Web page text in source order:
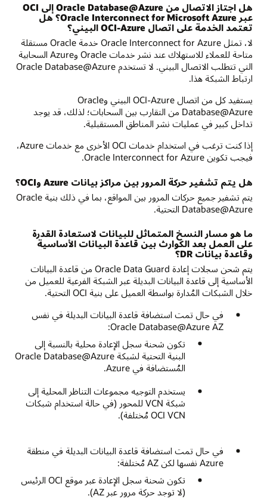
هل اجتاز الاتصال من Oracle Database@Azure إلى OCI
عبر Oracle Interconnect for Microsoft Azure؟ هل
تعتمد الخدمة على اتصال OCI-Azure البيني؟
لا، تمثل Oracle Interconnect for Azure خدمة Oracle مستقلة
متاحة للعملاء للاستهلاك عند نشر خدمات Oracle وAzure السحابية
التي تتطلب الاتصال البيني. لا تستخدم Oracle Database@Azure
ارتباط الشبكة هذا.
يستفيد كل من اتصال OCI-Azure البيني وOracle
Database@Azure من التقارب بين السحابات؛ لذلك، قد يوجد
تداخل كبير في عمليات نشر المناطق المستقبلية.
إذا كنت ترغب في استخدام خدمات OCI الأخرى مع خدمات Azure،
فيجب تكوين Oracle Interconnect for Azure.
هل يتم تشفير حركة المرور بين مراكز بيانات Azure وOCI؟
يتم تشفير جميع حركات المرور بين المواقع، بما في ذلك بنية Oracle
Database@Azure التحتية.
ما هو مسار النسخ المتماثل للبيانات لاستعادة القدرة
على العمل بعد الكوارث بين قاعدة البيانات الأساسية
وقاعدة بيانات DR؟
يتم شحن سجلات إعادة Oracle Data Guard من قاعدة البيانات
الأساسية إلى قاعدة البيانات البديلة عبر الشبكة الفرعية للعميل من
خلال الشبكات المُدارة بواسطة العميل على بنية OCI التحتية.
في حال تمت استضافة قاعدة البيانات البديلة في نفس
Oracle Database@Azure AZ:
تكون شحنة سجل الإعادة محلية بالنسبة إلى
البنية التحتية لشبكة Oracle Database@Azure
المُستضافة في Azure.
يستخدم التوجيه مجموعات التناظر المحلية إلى
شبكة VCN للمحور (في حالة استخدام شبكات
OCI VCN مُختلفة).
في حال تمت استضافة قاعدة البيانات البديلة في منطقة
Azure نفسها لكن AZ مُختلفة:
تكون شحنة سجل الإعادة عبر موقع OCI الرئيس
(لا توجد حركة مرور عبر AZ).